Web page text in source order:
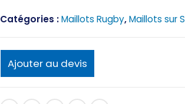
Catégories :Maillots Rugby,Maillots sur
Ajouter au devis